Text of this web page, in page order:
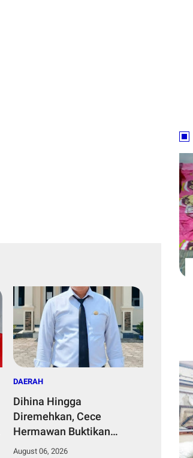
DAERAH
Dihina Hingga
Diremehkan, Cece
Hermawan Buktikan
Kepemimpinan Humanis
August 06, 2026